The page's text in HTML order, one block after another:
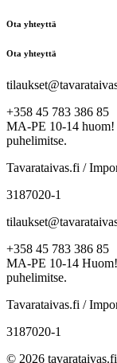
Ota yhteyttä
Ota yhteyttä
+358 45 783 386 85
MA-PE 10-14 huom!
puhelimitse.
Tavarataivas.fi /
3187020-1
+358 45 783 386 85
MA-PE 10-14 Huom!
puhelimitse.
Tavarataivas.fi /
3187020-1
© 2026